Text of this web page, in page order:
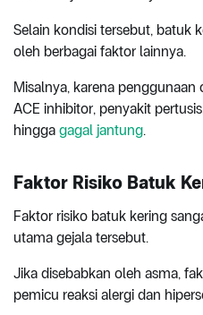
Selain kondisi tersebut, batuk
oleh berbagai faktor lainnya.
Misalnya, karena
ACE inhibitor, penyakit
hingga gagal jantung.
Faktor Risiko Batuk
Faktor risiko batuk kering
utama gejala tersebut.
Jika disebabkan oleh asma,
pemicu reaksi alergi dan